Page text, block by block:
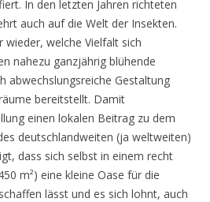
In den letzten Jahren richteten
auch auf die Welt der Insekten.
welche Vielfalt sich
nahezu ganzjährig blühende
abwechslungsreiche Gestaltung
bereitstellt. Damit
einen lokalen Beitrag zu dem
deutschlandweiten (ja weltweiten)
dass sich selbst in einem recht
m²) eine kleine Oase für die
lässt und es sich lohnt, auch